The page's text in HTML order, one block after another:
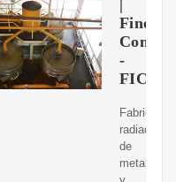
|
Fine
-
radiadores
de
metal